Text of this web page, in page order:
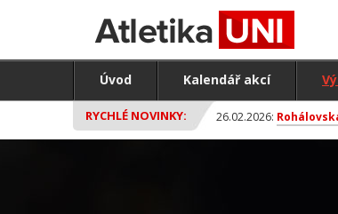
Úvod Kalendář akcí
RYCHLÉ NOVINKY: 26.02.2026: